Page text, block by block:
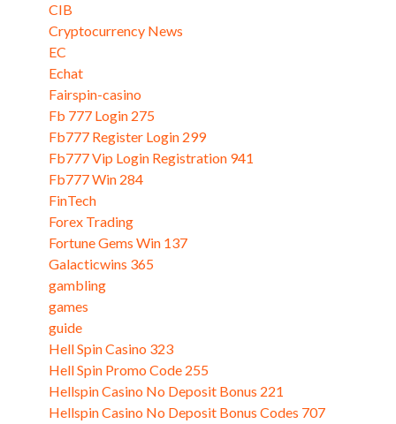
CIB
Cryptocurrency News
EC
Echat
Fairspin-casino
Fb 777 Login 275
Fb777 Register Login 299
Fb777 Vip Login Registration 941
Fb777 Win 284
FinTech
Forex Trading
Fortune Gems Win 137
Galacticwins 365
gambling
games
guide
Hell Spin Casino 323
Hell Spin Promo Code 255
Hellspin Casino No Deposit Bonus 221
Hellspin Casino No Deposit Bonus Codes 707